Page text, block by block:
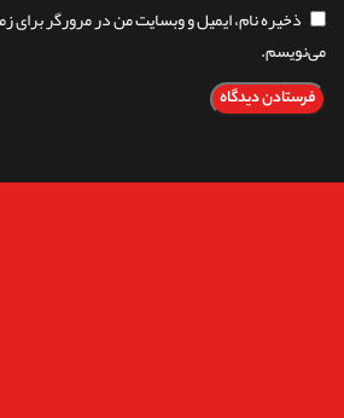
ذخیره نام، ایمیل و وبسایت من در مرورگر برای
می‌نویسم.